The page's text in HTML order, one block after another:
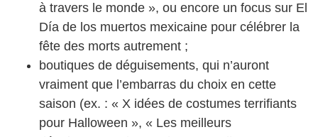
à travers le monde », ou encore un focus sur El
Día de los muertos mexicaine pour célébrer la
fête des morts autrement ;
boutiques de déguisements, qui n’auront
vraiment que l’embarras du choix en cette
saison (ex. : « X idées de costumes terrifiants
pour Halloween », « Les meilleurs